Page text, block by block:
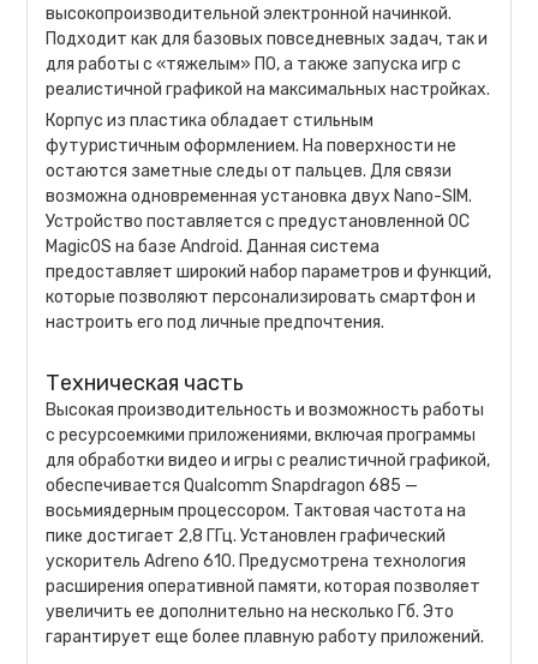
высокопроизводительной электронной начинкой.
Подходит как для базовых повседневных задач, так и
для работы с «тяжелым» ПО, а также запуска игр с
реалистичной графикой на максимальных настройках.
Корпус из пластика обладает стильным
футуристичным оформлением. На поверхности не
остаются заметные следы от пальцев. Для связи
возможна одновременная установка двух Nano-SIM.
Устройство поставляется с предустановленной ОС
MagicOS на базе Android. Данная система
предоставляет широкий набор параметров и функций,
которые позволяют персонализировать смартфон и
настроить его под личные предпочтения.
Техническая часть
Высокая производительность и возможность работы
с ресурсоемкими приложениями, включая программы
для обработки видео и игры с реалистичной графикой,
обеспечивается Qualcomm Snapdragon 685 —
восьмиядерным процессором. Тактовая частота на
пике достигает 2,8 ГГц. Установлен графический
ускоритель Adreno 610. Предусмотрена технология
расширения оперативной памяти, которая позволяет
увеличить ее дополнительно на несколько Гб. Это
гарантирует еще более плавную работу приложений.